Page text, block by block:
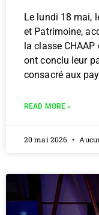
Le lundi 18 mai,
et Patrimoine,
la classe
ont conclu leur
consacré aux
READ MORE »
20 mai 2026